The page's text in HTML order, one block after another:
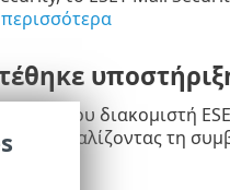
του διακομιστή
διασφαλίζοντας τη